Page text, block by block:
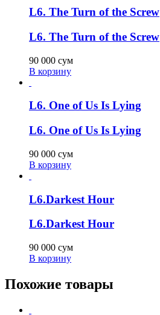
L6. The Turn of the Screw
L6. The Turn of the Screw
90 000 сум
В корзину
L6. One of Us Is Lying
L6. One of Us Is Lying
90 000 сум
В корзину
L6.Darkest Hour
L6.Darkest Hour
90 000 сум
В корзину
Похожие товары